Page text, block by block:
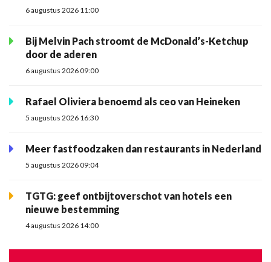
6 augustus 2026 11:00
Bij Melvin Pach stroomt de McDonald’s-Ketchup
door de aderen
6 augustus 2026 09:00
Rafael Oliviera benoemd als ceo van Heineken
5 augustus 2026 16:30
Meer fastfoodzaken dan restaurants in Nederland
5 augustus 2026 09:04
TGTG: geef ontbijtoverschot van hotels een
nieuwe bestemming
4 augustus 2026 14:00